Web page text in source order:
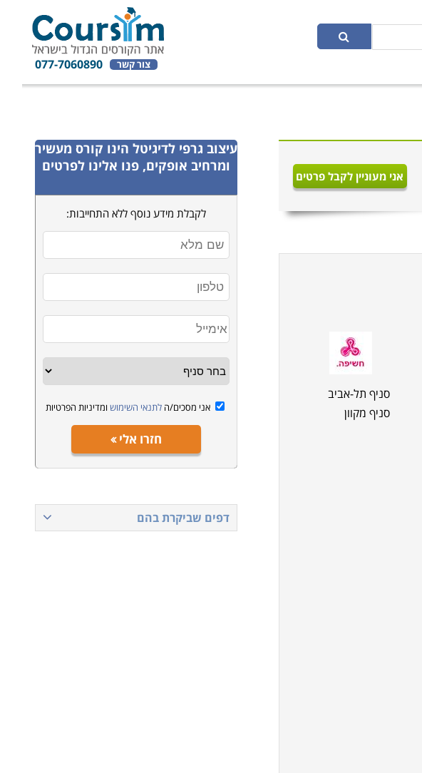
צור קשר 077-7060890
אני מעוניין לקבל פרטים
סניף תל-אביב
סניף מקוון
עיצוב גרפי לדיגיטל הינו קורס מעשיר
ומרחיב אופקים, פנו אלינו לפרטים
לקבלת מידע נוסף ללא התחייבות:
אני מסכים/הלתנאי השימוש ומדיניות הפרטיות
חזרו אלי
דפים שביקרת בהם